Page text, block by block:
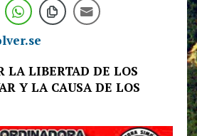
LA LIBERTAD DE LOS
Y LA CAUSA DE LOS